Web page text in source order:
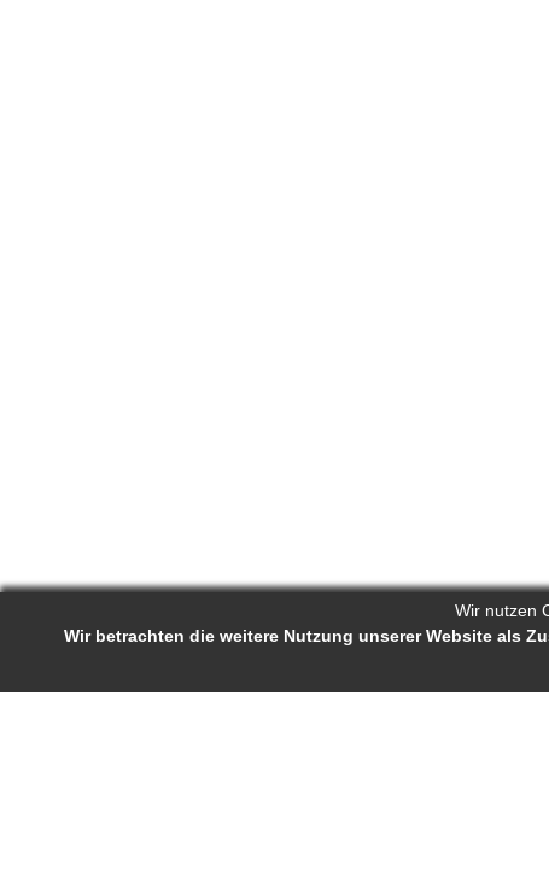
Wir nutzen
Wir betrachten die weitere Nutzung unserer Website als